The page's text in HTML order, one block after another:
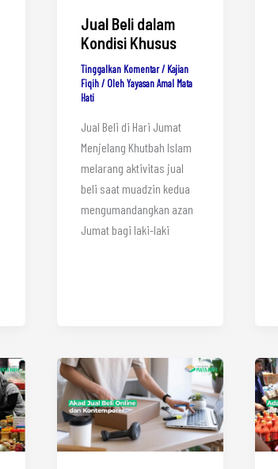
Jual Beli dalam
Kondisi Khusus
Tinggalkan Komentar/ Kajian
Fiqih/ OlehYayasan Amal Mata
Hati
Jual Beli di Hari Jumat
Menjelang Khutbah Islam
melarang aktivitas jual
beli saat muadzin kedua
mengumandangkan azan
Jumat bagi laki-laki